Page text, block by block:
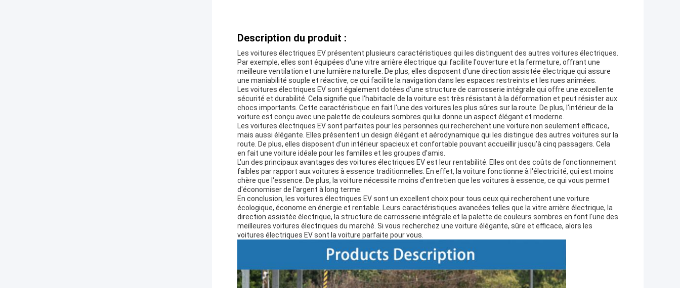
Description du produit :
Les voitures électriques EV présentent plusieurs caractéristiques qui les distinguent des autres voitures électriques.
Par exemple, elles sont équipées d'une vitre arrière électrique qui facilite l'ouverture et la fermeture, offrant une
meilleure ventilation et une lumière naturelle. De plus, elles disposent d'une direction assistée électrique qui assure
une maniabilité souple et réactive, ce qui facilite la navigation dans les espaces restreints et les rues animées.
Les voitures électriques EV sont également dotées d'une structure de carrosserie intégrale qui offre une excellente
sécurité et durabilité. Cela signifie que l'habitacle de la voiture est très résistant à la déformation et peut résister aux
chocs importants. Cette caractéristique en fait l'une des voitures les plus sûres sur la route. De plus, l'intérieur de la
voiture est conçu avec une palette de couleurs sombres qui lui donne un aspect élégant et moderne.
Les voitures électriques EV sont parfaites pour les personnes qui recherchent une voiture non seulement efficace,
mais aussi élégante. Elles présentent un design élégant et aérodynamique qui les distingue des autres voitures sur la
route. De plus, elles disposent d'un intérieur spacieux et confortable pouvant accueillir jusqu'à cinq passagers. Cela
en fait une voiture idéale pour les familles et les groupes d'amis.
L'un des principaux avantages des voitures électriques EV est leur rentabilité. Elles ont des coûts de fonctionnement
faibles par rapport aux voitures à essence traditionnelles. En effet, la voiture fonctionne à l'électricité, qui est moins
chère que l'essence. De plus, la voiture nécessite moins d'entretien que les voitures à essence, ce qui vous permet
d'économiser de l'argent à long terme.
En conclusion, les voitures électriques EV sont un excellent choix pour tous ceux qui recherchent une voiture
écologique, économe en énergie et rentable. Leurs caractéristiques avancées telles que la vitre arrière électrique, la
direction assistée électrique, la structure de carrosserie intégrale et la palette de couleurs sombres en font l'une des
meilleures voitures électriques du marché. Si vous recherchez une voiture élégante, sûre et efficace, alors les
voitures électriques EV sont la voiture parfaite pour vous.